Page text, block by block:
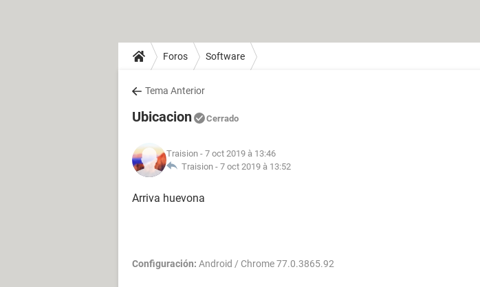
Foros Software
Tema Anterior
Ubicacion Cerrado
Traision - 7 oct 2019 à 13:46
Traision - 7 oct 2019 à 13:52
Arriva huevona
Configuración: Android / Chrome 77.0.3865.92